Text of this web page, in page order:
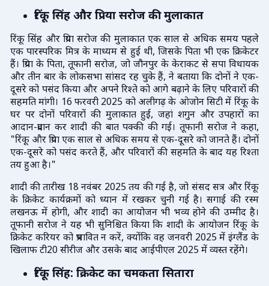
रिंकू सिंह और प्रिया सरोज की मुलाकात
रिंकू सिंह और प्रिया सरोज की मुलाकात एक साल से अधिक समय पहले
एक पारस्परिक मित्र के माध्यम से हुई थी, जिसके पिता भी एक क्रिकेटर
हैं। प्रिया के पिता, तूफानी सरोज, जो जौनपुर के केराकट से सपा विधायक
और तीन बार के लोकसभा सांसद रह चुके हैं, ने बताया कि दोनों ने एक-
दूसरे को पसंद किया और अपने रिश्ते को आगे बढ़ाने के लिए परिवारों की
सहमति मांगी। 16 फरवरी 2025 को अलीगढ़ के ओजोन सिटी में रिंकू के
घर पर दोनों परिवारों की मुलाकात हुई, जहां शगुन और उपहारों का
आदान-प्रदान कर शादी की बात पक्की की गई। तूफानी सरोज ने कहा,
"रिंकू और प्रिया एक साल से अधिक समय से एक-दूसरे को जानते हैं। दोनों
एक-दूसरे को पसंद करते हैं, और परिवारों की सहमति के बाद यह रिश्ता
तय हुआ है।"
शादी की तारीख 18 नवंबर 2025 तय की गई है, जो संसद सत्र और रिंकू
के क्रिकेट कार्यक्रमों को ध्यान में रखकर चुनी गई है। सगाई की रस्म
लखनऊ में होगी, और शादी का आयोजन भी भव्य होने की उम्मीद है।
तूफानी सरोज ने यह भी सुनिश्चित किया कि शादी के आयोजन रिंकू के
क्रिकेट करियर को प्रभावित न करें, क्योंकि वह जनवरी 2025 में इंग्लैंड के
खिलाफ टी20 सीरीज और उसके बाद आईपीएल 2025 में व्यस्त रहेंगे।
रिंकू सिंह: क्रिकेट का चमकता सितारा